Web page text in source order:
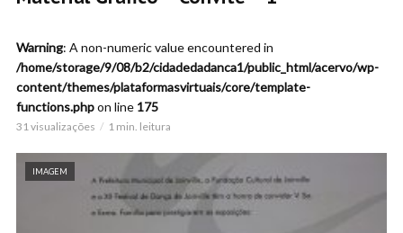
Warning: A non-numeric value encountered in
/home/storage/9/08/b2/cidadedadanca1/public_html/acervo/wp-
content/themes/plataformasvirtuais/core/template-
functions.phpon line 175
31 visualizações 1 min. leitura
IMAGEM